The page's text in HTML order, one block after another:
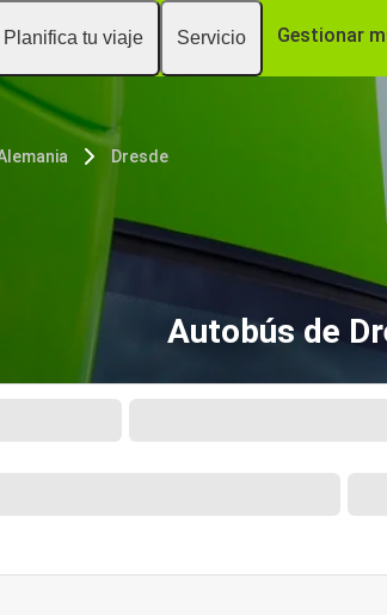
Planifica tu viaje Servicio Gestionar
Dresde
Autobús de